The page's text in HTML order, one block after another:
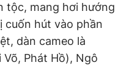
tộc, mang hơi hướng
cuốn hút vào phần
dàn cameo là
Phát Hồ), Ngô